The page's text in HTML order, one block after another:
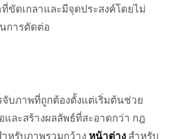
ขัดเกลาและมีจุดประสงค์โดยไม่
การตัดต่อ
จับภาพที่ถูกต้องตั้งแต่เริ่มต้นช่วย
และสร้างผลลัพธ์ที่สะอาดกว่า กฎ
ำหรับภาพรวมกว้าง หน้าต่าง สำหรับ